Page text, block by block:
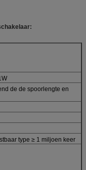
de de spoorlengte en
type ≥ 1 miljoen keer